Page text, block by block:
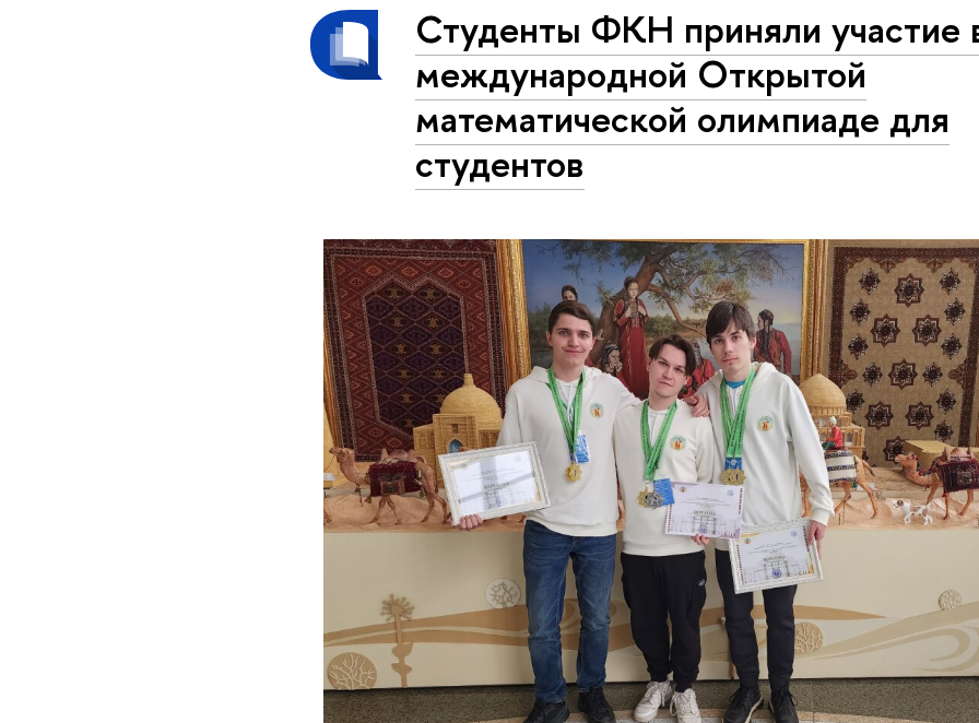
Студенты ФКН приняли участие
международной Открытой
математической олимпиаде для
студентов